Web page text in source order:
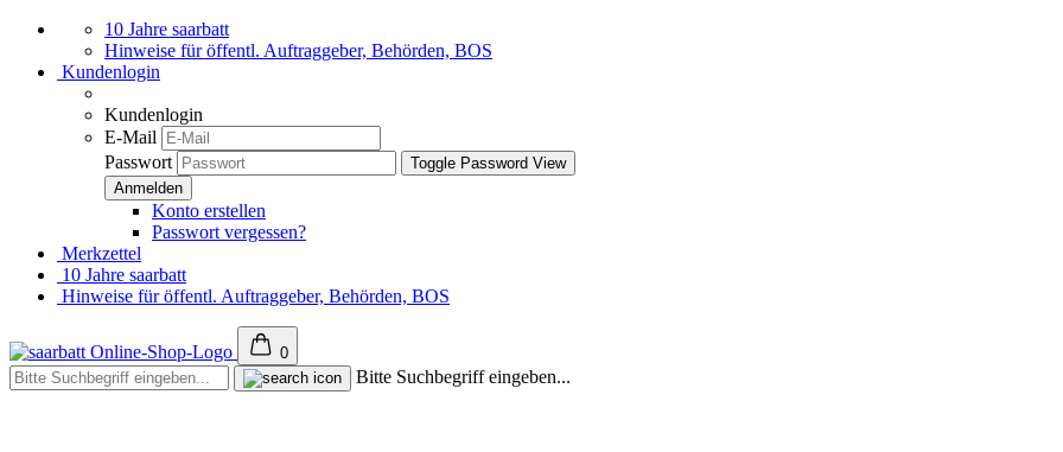
10 Jahre saarbatt
Hinweise für öffentl. Auftraggeber, Behörden, BOS
Kundenlogin
Kundenlogin
E-Mail
Passwort
Toggle Password View
Konto erstellen
Passwort vergessen?
Merkzettel
10 Jahre saarbatt
Hinweise für öffentl. Auftraggeber, Behörden, BOS
0
Bitte Suchbegriff eingeben...